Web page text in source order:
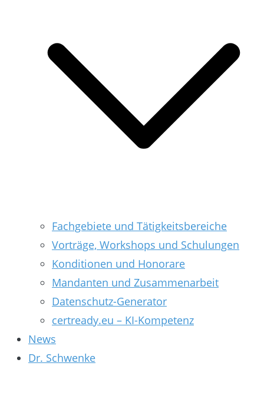
Fachgebiete und Tätigkeitsbereiche
Vorträge, Workshops und Schulungen
Konditionen und Honorare
Mandanten und Zusammenarbeit
Datenschutz-Generator
certready.eu – KI-Kompetenz
News
Dr. Schwenke